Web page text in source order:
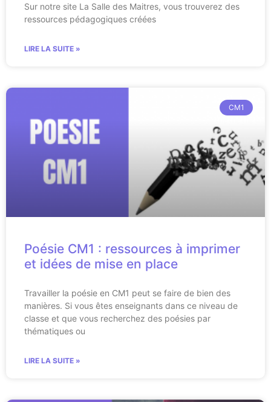
Sur notre site La Salle des Maitres, vous trouverez des
ressources pédagogiques créées
LIRE LA SUITE »
CM1
Poésie CM1 : ressources à imprimer
et idées de mise en place
Travailler la poésie en CM1 peut se faire de bien des
manières. Si vous êtes enseignants dans ce niveau de
classe et que vous recherchez des poésies par
thématiques ou
LIRE LA SUITE »